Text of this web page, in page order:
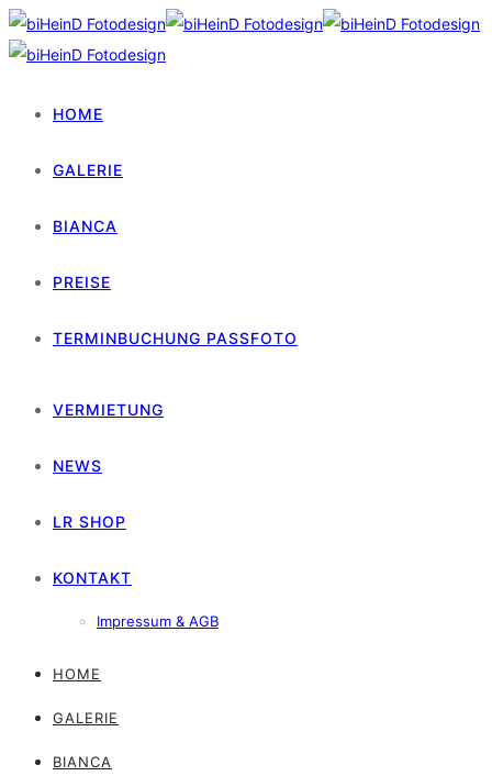
HOME
GALERIE
BIANCA
PREISE
TERMINBUCHUNG PASSFOTO
VERMIETUNG
NEWS
LR SHOP
KONTAKT
Impressum & AGB
HOME
GALERIE
BIANCA